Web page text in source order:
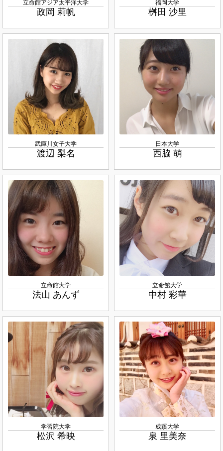
立命館アジア太平洋大学
政岡 莉帆
福岡大学
桝田 沙里
武庫川女子大学
渡辺 梨名
日本大学
西脇 萌
立命館大学
法山 あんず
立命館大学
中村 彩華
学習院大学
松沢 希映
成蹊大学
泉 里美奈